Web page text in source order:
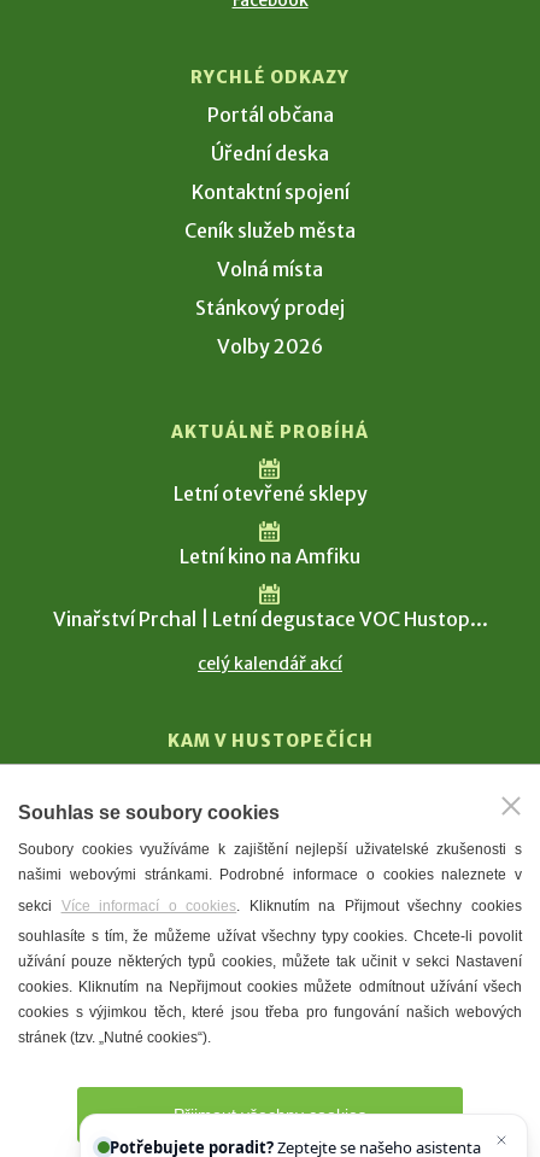
RYCHLÉ ODKAZY
Portál občana
Úřední deska
Kontaktní spojení
Ceník služeb města
Volná místa
Stánkový prodej
Volby 2026
AKTUÁLNĚ PROBÍHÁ
Letní otevřené sklepy
Letní kino na Amfiku
Vinařství Prchal | Letní degustace VOC Hustop...
celý kalendář akcí
KAM V HUSTOPEČÍCH
T. G. Masaryk
Mandloně
Ubytování
Restaurace
Městské muzeum a galerie
Denní meníčka
Souhlas se soubory cookies
Soubory cookies využíváme k zajištění nejlepší uživatelské zkušenosti s
našimi webovými stránkami. Podrobné informace o cookies naleznete v
sekci Více informací o cookies. Kliknutím na Přijmout všechny cookies
souhlasíte s tím, že můžeme užívat všechny typy cookies. Chcete-li povolit
užívání pouze některých typů cookies, můžete tak učinit v sekci Nastavení
cookies. Kliknutím na Nepřijmout cookies můžete odmítnout užívání všech
cookies s výjimkou těch, které jsou třeba pro fungování našich webových
stránek (tzv. „Nutné cookies“).
Přijmout všechny cookies
Potřebujete poradit?